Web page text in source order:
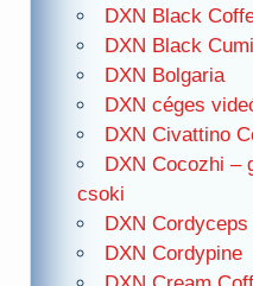
DXN Black
DXN Black
DXN Bolgaria
DXN céges
DXN Civattino
DXN Cocozhi –
csoki
DXN
DXN Cordypine